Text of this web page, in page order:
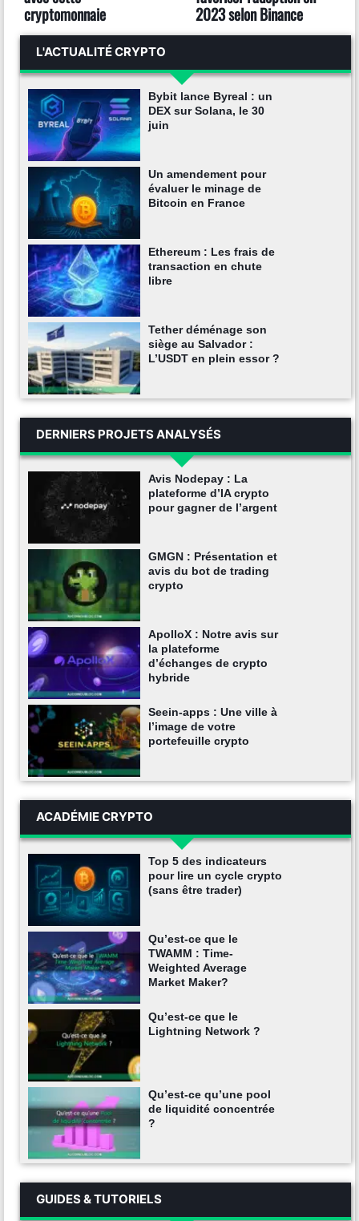
cryptomonnaie 2023 selon Binance
L'ACTUALITÉ CRYPTO
Bybit lance Byreal : un
DEX sur Solana, le 30
juin
Un amendement pour
évaluer le minage de
Bitcoin en France
Ethereum : Les frais de
transaction en chute
libre
Tether déménage son
siège au Salvador :
L’USDT en plein essor ?
DERNIERS PROJETS ANALYSÉS
Avis Nodepay : La
plateforme d’IA crypto
pour gagner de l’argent
GMGN : Présentation et
avis du bot de trading
crypto
ApolloX : Notre avis sur
la plateforme
d’échanges de crypto
hybride
Seein-apps : Une ville à
l’image de votre
portefeuille crypto
ACADÉMIE CRYPTO
Top 5 des indicateurs
pour lire un cycle crypto
(sans être trader)
Qu’est-ce que le
TWAMM : Time-
Weighted Average
Market Maker?
Qu’est-ce que le
Lightning Network ?
Qu’est-ce qu’une pool
de liquidité concentrée
?
GUIDES & TUTORIELS